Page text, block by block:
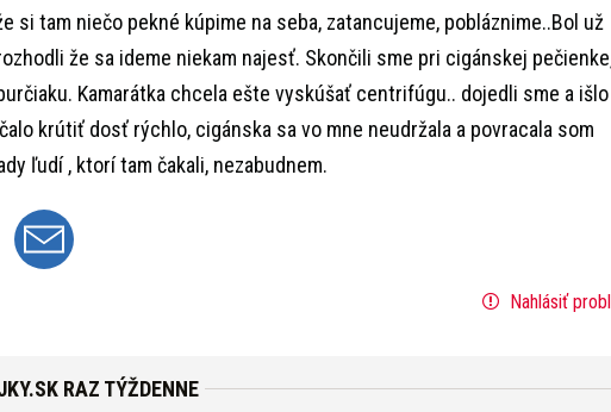
si tam niečo pekné kúpime na seba, zatancujeme, pobláznime..Bol už
že sa ideme niekam najesť. Skončili sme pri cigánskej
Kamarátka chcela ešte vyskúšať centrifúgu.. dojedli sme a išlo
krútiť dosť rýchlo, cigánska sa vo mne neudržala a povracala som
ľudí , ktorí tam čakali, nezabudnem.
Nahlásiť
RAZ TÝŽDENNE